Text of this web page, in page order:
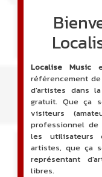
Localise Music
référencement
d'artistes dans
gratuit. Que ça
visiteurs
professionnel
les utilisateurs
artistes, que ça
représentant
libres.